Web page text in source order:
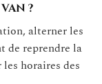
?
alterner les
de reprendre la
horaires des